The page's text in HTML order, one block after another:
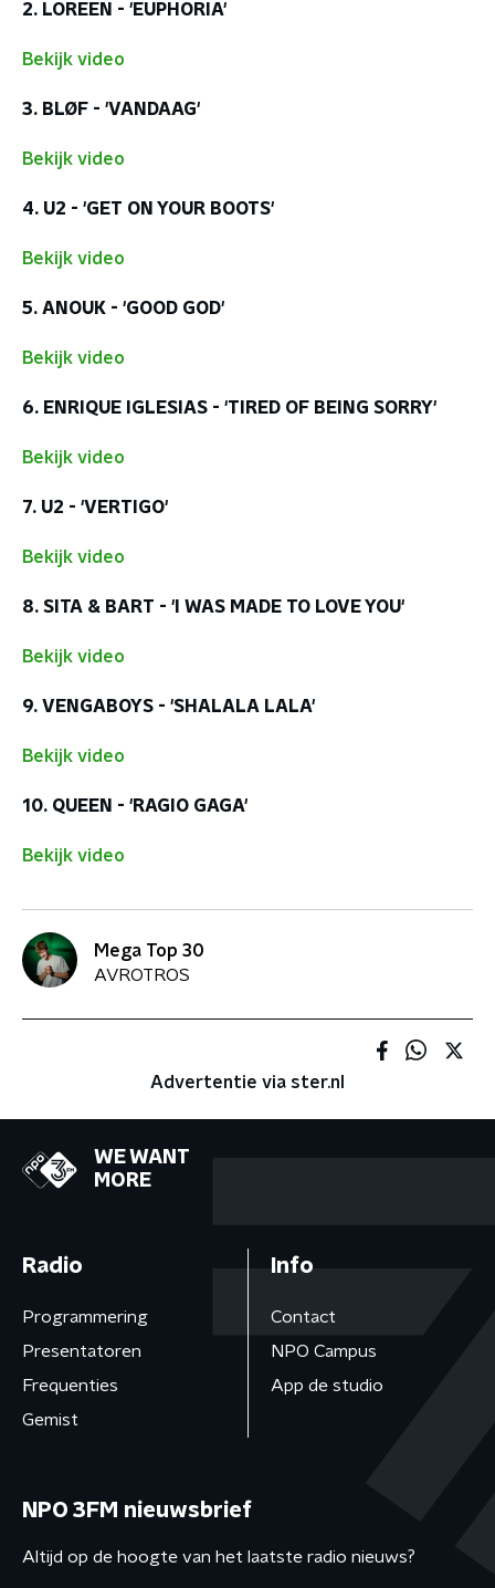
2. LOREEN - 'EUPHORIA'
Bekijk video
3. BLØF - 'VANDAAG'
Bekijk video
4. U2 - 'GET ON YOUR BOOTS'
Bekijk video
5. ANOUK - 'GOOD GOD'
Bekijk video
6. ENRIQUE IGLESIAS - 'TIRED OF BEING SORRY'
Bekijk video
7. U2 - 'VERTIGO'
Bekijk video
8. SITA & BART - 'I WAS MADE TO LOVE YOU'
Bekijk video
9. VENGABOYS - 'SHALALA LALA'
Bekijk video
10. QUEEN - 'RAGIO GAGA'
Bekijk video
Mega Top 30
AVROTROS
Advertentie via ster.nl
WE WANT
MORE
Radio
Programmering
Presentatoren
Frequenties
Gemist
Info
Contact
NPO Campus
App de studio
NPO 3FM nieuwsbrief
Altijd op de hoogte van het laatste radio nieuws?